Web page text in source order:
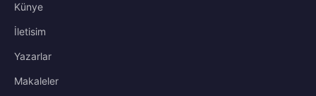
Künye
İletisim
Yazarlar
Makaleler